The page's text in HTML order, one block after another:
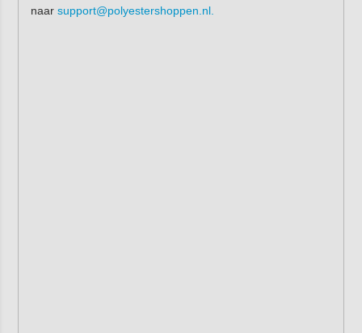
naar support@polyestershoppen.nl.